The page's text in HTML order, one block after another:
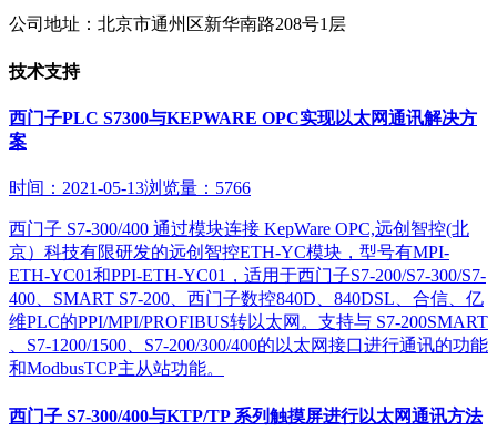
公司地址：北京市通州区新华南路208号1层
技术支持
西门子PLC S7300与KEPWARE OPC实现以太网通讯解决方
案
时间：2021-05-13浏览量：5766
西门子 S7-300/400 通过模块连接 KepWare OPC,远创智控(北
京）科技有限研发的远创智控ETH-YC模块，型号有MPI-
ETH-YC01和PPI-ETH-YC01，适用于西门子S7-200/S7-300/S7-
400、SMART S7-200、西门子数控840D、840DSL、合信、亿
维PLC的PPI/MPI/PROFIBUS转以太网。支持与 S7-200SMART
、S7-1200/1500、S7-200/300/400的以太网接口进行通讯的功能
和ModbusTCP主从站功能。
西门子 S7-300/400与KTP/TP 系列触摸屏进行以太网通讯方法